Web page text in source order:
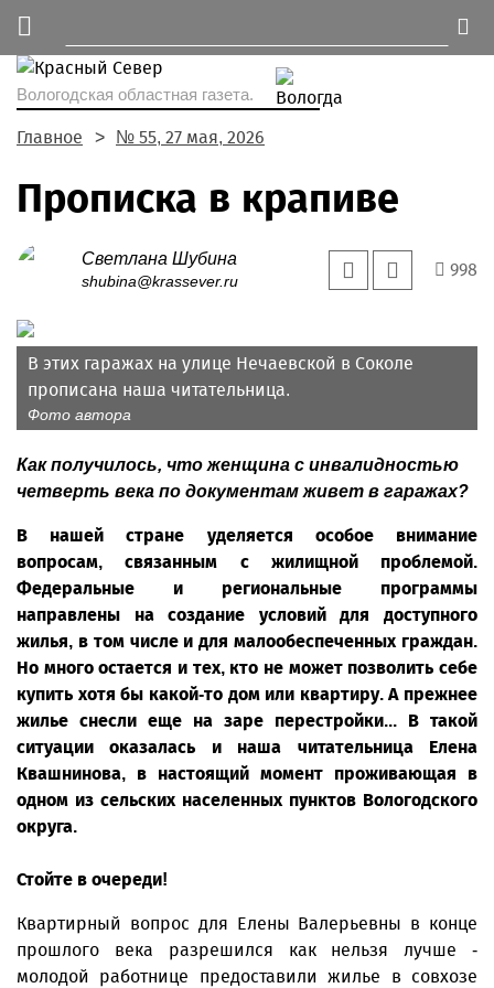
Вологодская областная газета.
Главное № 55, 27 мая, 2026
Прописка в крапиве
Светлана Шубина
shubina@krassever.ru
998
В этих гаражах на улице Нечаевской в Соколе
прописана наша читательница.
Фото автора
Как получилось, что женщина с инвалидностью
четверть века по документам живет в гаражах?
В нашей стране уделяется особое внимание
вопросам, связанным с жилищной проблемой.
Федеральные и региональные программы
направлены на создание условий для доступного
жилья, в том числе и для малообеспеченных граждан.
Но много остается и тех, кто не может позволить себе
купить хотя бы какой-то дом или квартиру. А прежнее
жилье снесли еще на заре перестройки... В такой
ситуации оказалась и наша читательница Елена
Квашнинова, в настоящий момент проживающая в
одном из сельских населенных пунктов Вологодского
округа.
Стойте в очереди!
Квартирный вопрос для Елены Валерьевны в конце
прошлого века разрешился как нельзя лучше -
молодой работнице предоставили жилье в совхозе